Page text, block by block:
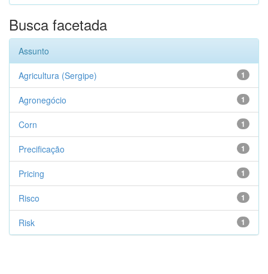
Busca facetada
Assunto
1
Agricultura (Sergipe)
1
Agronegócio
1
Corn
1
Precificação
1
Pricing
1
Risco
1
Risk